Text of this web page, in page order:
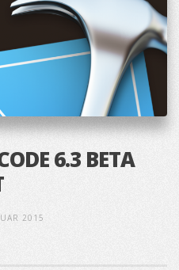
6.3 BETA
2015